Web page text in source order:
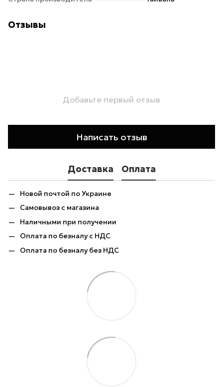
Отзывы
Добавьте первый отзыв
Написать отзыв
Доставка Оплата
Новой почтой по Украине
Самовывоз с магазина
Наличными при получении
Оплата по безналу с НДС
Оплата по безналу без НДС